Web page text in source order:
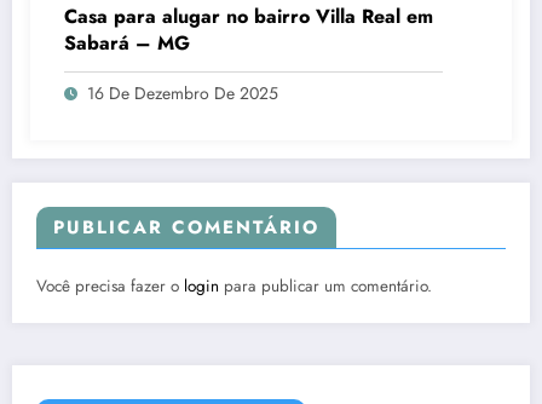
Casa para alugar no bairro Villa Real em
Sabará – MG
16 De Dezembro De 2025
PUBLICAR COMENTÁRIO
Você precisa fazer o login para publicar um comentário.